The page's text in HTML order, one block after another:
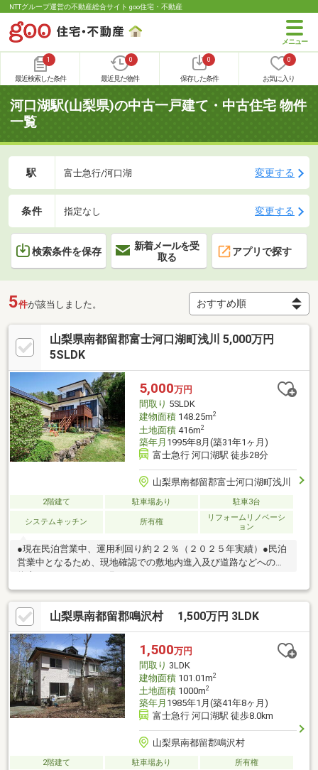
NTTグループ運営の不動産総合サイト goo住宅・不動産
1
最近検索した条件
0
最近見た物件
0
保存した条件
0
お気に入り
河口湖駅(山梨県)の中古一戸建て・中古住宅 物件
一覧
駅 富士急行/河口湖 変更する
条件 指定なし 変更する
検索条件を保存
新着メールを受
取る
アプリで探す
5件が該当しました。
山梨県南都留郡富士河口湖町浅川 5,000万円
5SLDK
5,000万円
間取り 5SLDK
建物面積148.25m2
土地面積416m2
築年月 1995年8月(築31年1ヶ月)
富士急行 河口湖駅 徒歩28分
山梨県南都留郡富士河口湖町浅川
2階建て 駐車場あり 駐車3台
システムキッチン 所有権
リフォームリノベーシ
ョン
●現在民泊営業中、運用利回り約２２％（２０２５年実績）●民泊
営業中となるため、現地確認での敷地内進入及び道路などへの駐
山梨県南都留郡鳴沢村 1,500万円 3LDK
1,500万円
間取り 3LDK
建物面積101.01m2
土地面積1000m2
築年月 1985年1月(築41年8ヶ月)
富士急行 河口湖駅 徒歩8.0km
山梨県南都留郡鳴沢村
2階建て 駐車場あり 所有権